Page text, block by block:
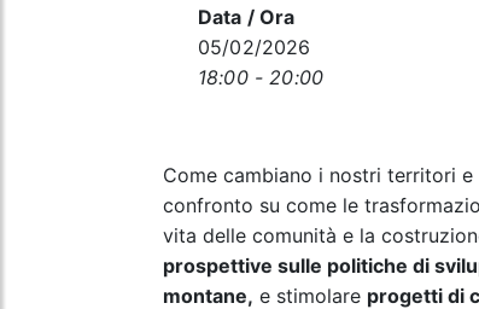
Data / Ora
05/02/2026
18:00 - 20:00
Come cambiano i nostri territori
confronto su come le
vita delle comunità e la
prospettive sulle politiche di
montane, e stimolare progetti di